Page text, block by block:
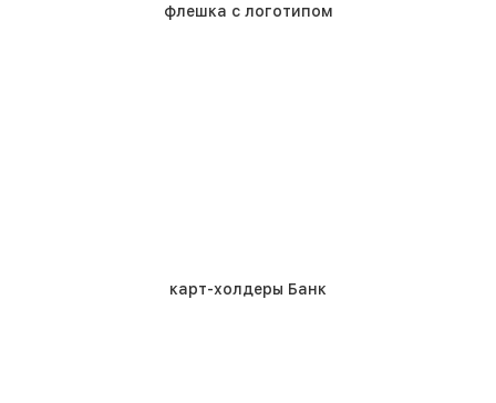
флешка с логотипом
карт-холдеры Банк